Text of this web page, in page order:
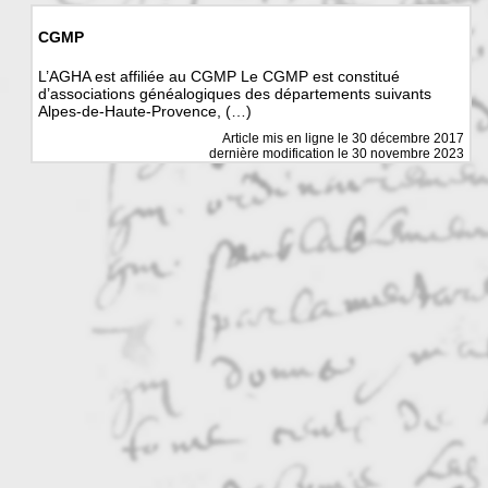
CGMP
L’AGHA est affiliée au CGMP Le CGMP est constitué
d’associations généalogiques des départements suivants
Alpes-de-Haute-Provence, (…)
Article mis en ligne le 30 décembre 2017
dernière modification le 30 novembre 2023